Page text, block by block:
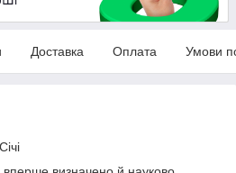
Доставка Оплата Умови